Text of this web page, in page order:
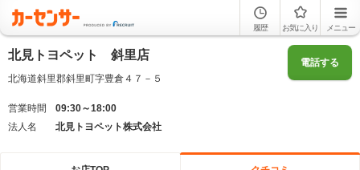
履歴 お気に入り メニュー
北見トヨペット 斜里店
北海道斜里郡斜里町字豊倉４７－５
電話する
営業時間
09:30～18:00
法人名
北見トヨペット株式会社